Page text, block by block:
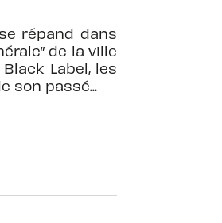
répand dans
de la ville
Label, les
son passé...